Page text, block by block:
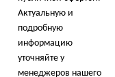
Актуальную и
подробную
информацию
уточняйте у
менеджеров нашего